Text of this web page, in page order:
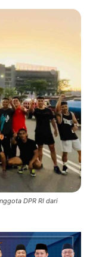
DPR RI dari